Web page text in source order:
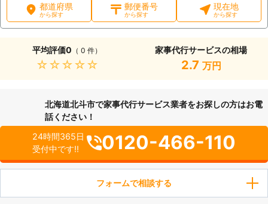
都道府県
から探す
郵便番号
から探す
現在地
から探す
平均評価0 （ 0 件）
★★★★★
家事代行サービスの相場
2.7 万円
北海道北斗市で家事代行サービス業者をお探しの方はお電
話ください！
24時間365日
受付中です!!
0120-466-110
フォームで相談する